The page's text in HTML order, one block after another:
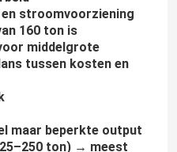
stroomvoorziening
160 ton is
middelgrote
tussen kosten en
maar beperkte output
ton) → meest